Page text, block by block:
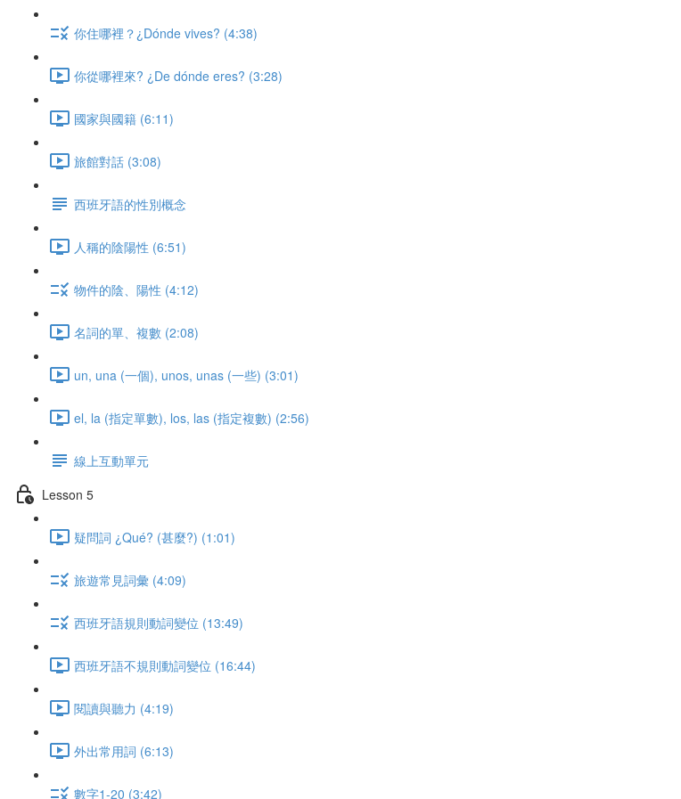
你住哪裡？¿Dónde vives? (4:38)
你從哪裡來? ¿De dónde eres? (3:28)
國家與國籍 (6:11)
旅館對話 (3:08)
西班牙語的性別概念
人稱的陰陽性 (6:51)
物件的陰、陽性 (4:12)
名詞的單、複數 (2:08)
un, una (一個), unos, unas (一些) (3:01)
el, la (指定單數), los, las (指定複數) (2:56)
線上互動單元
Lesson 5
疑問詞 ¿Qué? (甚麼?) (1:01)
旅遊常見詞彙 (4:09)
西班牙語規則動詞變位 (13:49)
西班牙語不規則動詞變位 (16:44)
閱讀與聽力 (4:19)
外出常用詞 (6:13)
數字1-20 (3:42)